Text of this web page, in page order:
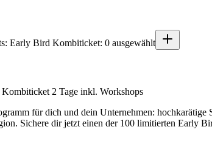
Early Bird Kombiticket: 0 ausgewählt
2 Tage inkl. Workshops
für dich und dein Unternehmen:
Sichere dir jetzt einen der 100 limitierten Early